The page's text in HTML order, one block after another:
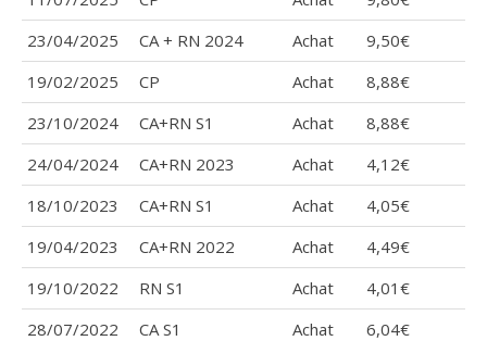
23/04/2025
CA + RN 2024 Achat
9,50€
19/02/2025
CP Achat
8,88€
23/10/2024
CA+RN S1 Achat
8,88€
24/04/2024
CA+RN 2023 Achat
4,12€
18/10/2023
CA+RN S1 Achat
4,05€
19/04/2023
CA+RN 2022 Achat
4,49€
19/10/2022
RN S1 Achat
4,01€
28/07/2022
CA S1 Achat
6,04€